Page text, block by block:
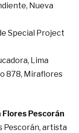
Nueva
Special Project
Lima
878, Miraflores
Pescorán
Pescorán, artista